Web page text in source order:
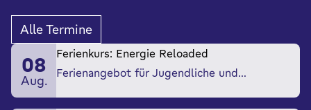
Alle Termine
08
Aug.
Ferienkurs: Energie Reloaded
Ferienangebot für Jugendliche und…